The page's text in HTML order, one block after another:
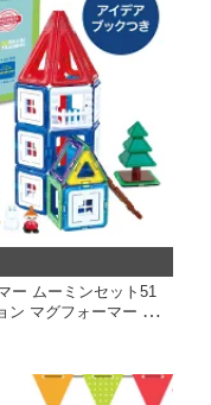
ー ムーミンセット51
ン マグフォーマー 磁石
ュア 限定